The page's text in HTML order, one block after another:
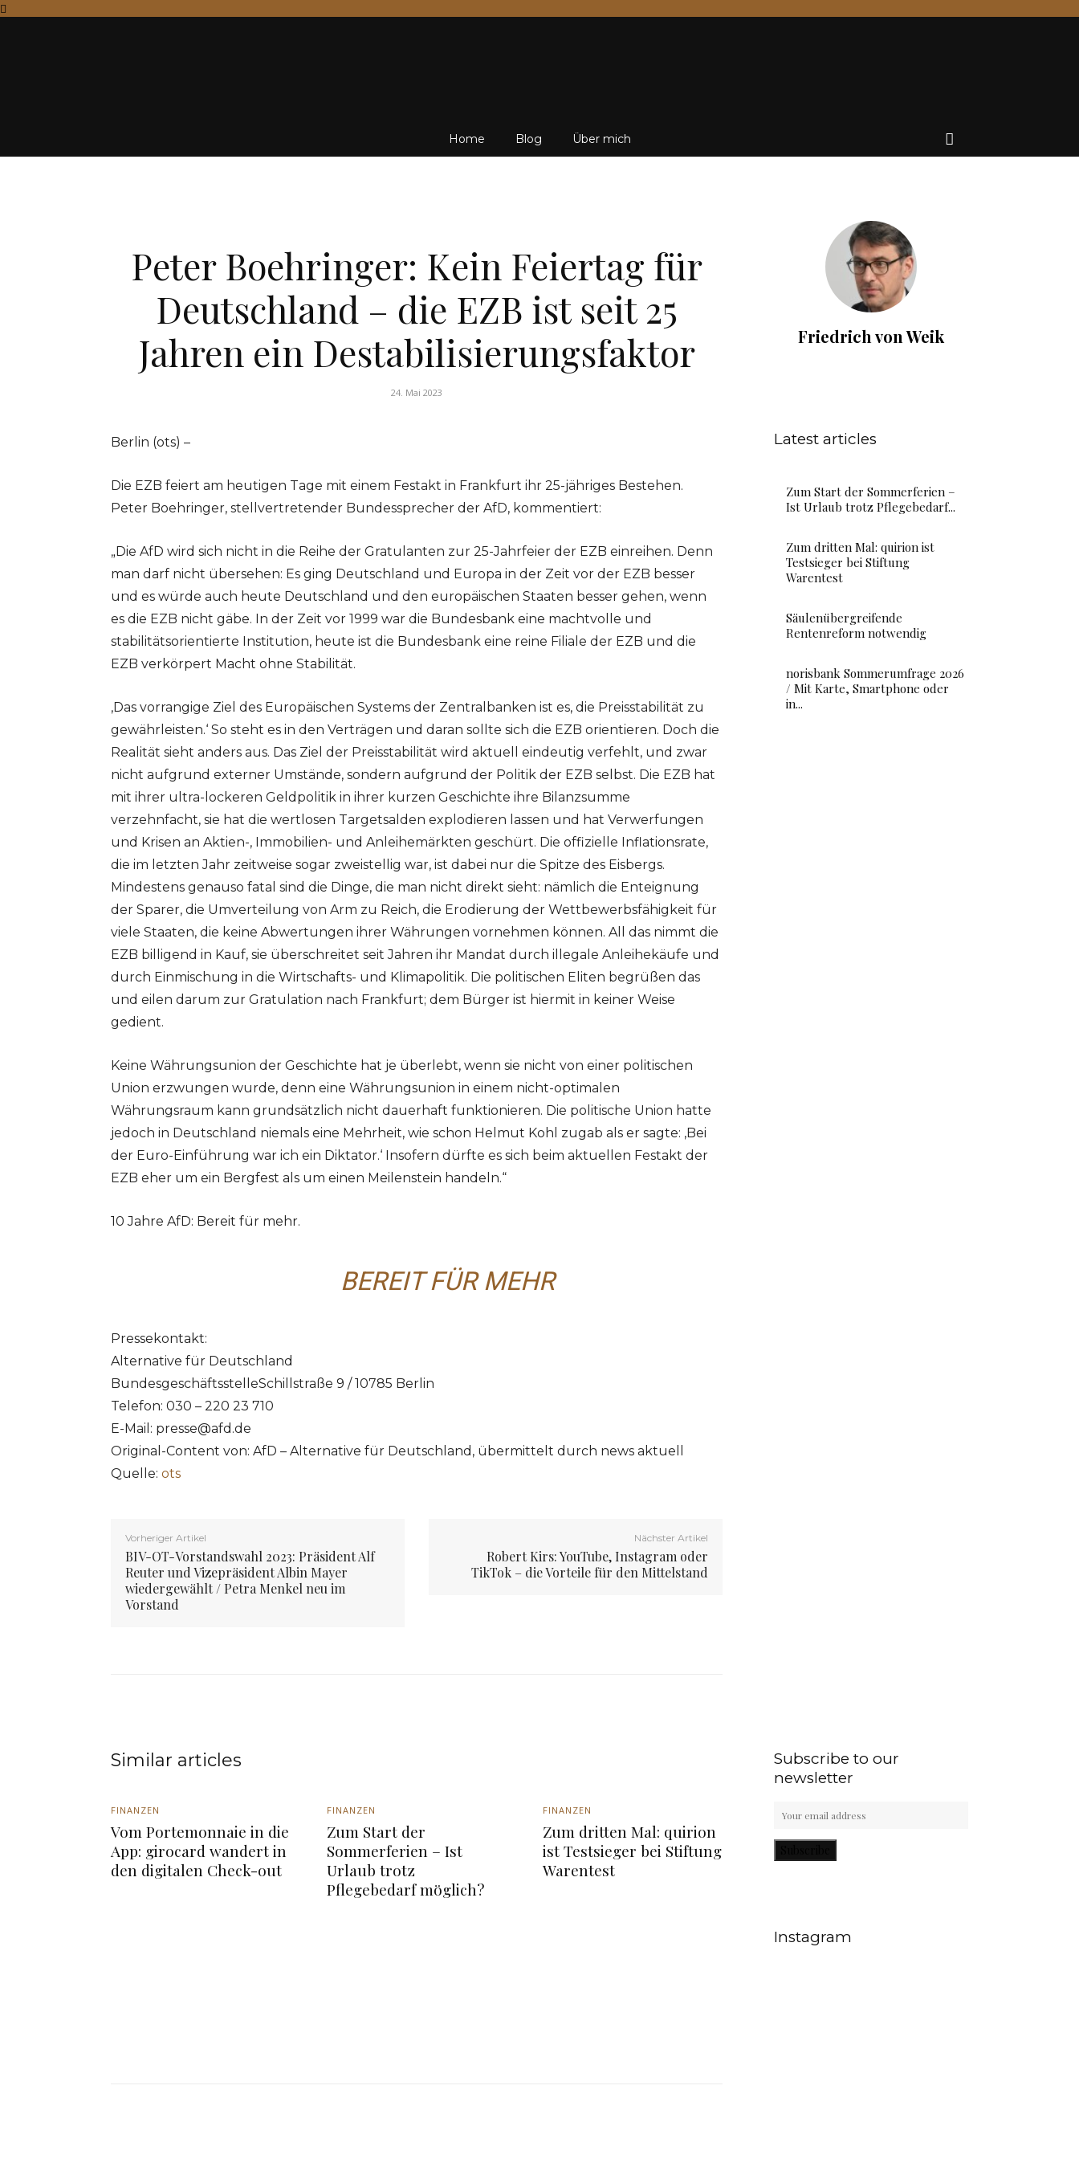
Home Blog Über mich
Peter Boehringer: Kein Feiertag für
Deutschland – die EZB ist seit 25
Jahren ein Destabilisierungsfaktor
24. Mai 2023
Berlin (ots) –
Die EZB feiert am heutigen Tage mit einem Festakt in Frankfurt ihr 25-jähriges Bestehen.
Peter Boehringer, stellvertretender Bundessprecher der AfD, kommentiert:
„Die AfD wird sich nicht in die Reihe der Gratulanten zur 25-Jahrfeier der EZB einreihen. Denn
man darf nicht übersehen: Es ging Deutschland und Europa in der Zeit vor der EZB besser
und es würde auch heute Deutschland und den europäischen Staaten besser gehen, wenn
es die EZB nicht gäbe. In der Zeit vor 1999 war die Bundesbank eine machtvolle und
stabilitätsorientierte Institution, heute ist die Bundesbank eine reine Filiale der EZB und die
EZB verkörpert Macht ohne Stabilität.
‚Das vorrangige Ziel des Europäischen Systems der Zentralbanken ist es, die Preisstabilität zu
gewährleisten.‘ So steht es in den Verträgen und daran sollte sich die EZB orientieren. Doch die
Realität sieht anders aus. Das Ziel der Preisstabilität wird aktuell eindeutig verfehlt, und zwar
nicht aufgrund externer Umstände, sondern aufgrund der Politik der EZB selbst. Die EZB hat
mit ihrer ultra-lockeren Geldpolitik in ihrer kurzen Geschichte ihre Bilanzsumme
verzehnfacht, sie hat die wertlosen Targetsalden explodieren lassen und hat Verwerfungen
und Krisen an Aktien-, Immobilien- und Anleihemärkten geschürt. Die offizielle Inflationsrate,
die im letzten Jahr zeitweise sogar zweistellig war, ist dabei nur die Spitze des Eisbergs.
Mindestens genauso fatal sind die Dinge, die man nicht direkt sieht: nämlich die Enteignung
der Sparer, die Umverteilung von Arm zu Reich, die Erodierung der Wettbewerbsfähigkeit für
viele Staaten, die keine Abwertungen ihrer Währungen vornehmen können. All das nimmt die
EZB billigend in Kauf, sie überschreitet seit Jahren ihr Mandat durch illegale Anleihekäufe und
durch Einmischung in die Wirtschafts- und Klimapolitik. Die politischen Eliten begrüßen das
und eilen darum zur Gratulation nach Frankfurt; dem Bürger ist hiermit in keiner Weise
gedient.
Keine Währungsunion der Geschichte hat je überlebt, wenn sie nicht von einer politischen
Union erzwungen wurde, denn eine Währungsunion in einem nicht-optimalen
Währungsraum kann grundsätzlich nicht dauerhaft funktionieren. Die politische Union hatte
jedoch in Deutschland niemals eine Mehrheit, wie schon Helmut Kohl zugab als er sagte: ‚Bei
der Euro-Einführung war ich ein Diktator.‘ Insofern dürfte es sich beim aktuellen Festakt der
EZB eher um ein Bergfest als um einen Meilenstein handeln.“
10 Jahre AfD: Bereit für mehr.
BEREIT FÜR MEHR
Pressekontakt:
Alternative für Deutschland
BundesgeschäftsstelleSchillstraße 9 / 10785 Berlin
Telefon: 030 – 220 23 710
E-Mail: presse@afd.de
Original-Content von: AfD – Alternative für Deutschland, übermittelt durch news aktuell
Quelle: ots
Vorheriger Artikel
BIV-OT-Vorstandswahl 2023: Präsident Alf
Reuter und Vizepräsident Albin Mayer
wiedergewählt / Petra Menkel neu im
Vorstand
Nächster Artikel
Robert Kirs: YouTube, Instagram oder
TikTok – die Vorteile für den Mittelstand
Friedrich von Weik
Latest articles
Zum Start der Sommerferien –
Ist Urlaub trotz Pflegebedarf...
Zum dritten Mal: quirion ist
Testsieger bei Stiftung
Warentest
Säulenübergreifende
Rentenreform notwendig
norisbank Sommerumfrage 2026
/ Mit Karte, Smartphone oder
in...
Similar articles
FINANZEN
Vom Portemonnaie in die
App: girocard wandert in
den digitalen Check-out
FINANZEN
Zum Start der
Sommerferien – Ist
Urlaub trotz
Pflegebedarf möglich?
FINANZEN
Zum dritten Mal: quirion
ist Testsieger bei Stiftung
Warentest
Subscribe to our
newsletter
Instagram